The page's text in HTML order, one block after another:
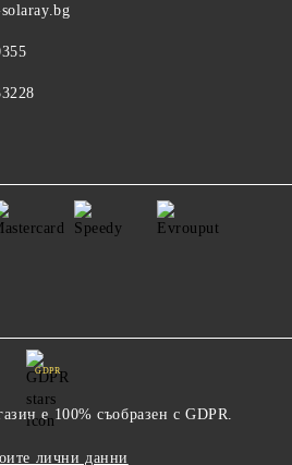
GDPR
е 100% съобразен с GDPR.
лични данни